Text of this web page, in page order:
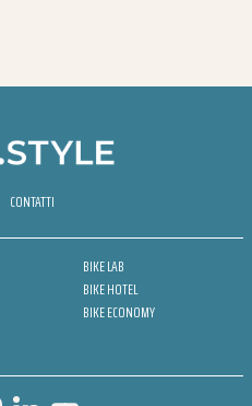
CONTATTI
BIKE LAB
BIKE HOTEL
BIKE ECONOMY